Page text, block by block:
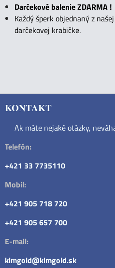
Darčekové balenie ZDARMA !
Každý šperk objednaný z
darčekovej krabičke.
KONTAKT
Ak máte nejaké otázky,
Telefón:
+421 33 7735110
Mobil:
+421 905 718 720
+421 905 657 700
E-mail:
kimgold@kimgold.sk